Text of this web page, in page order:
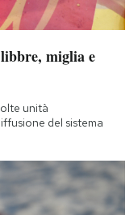
libbre, miglia e
unità
del sistema